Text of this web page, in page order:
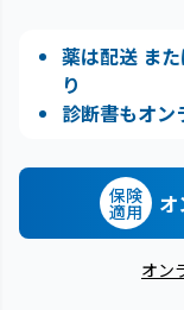
薬は配送 ま
り
診断書もオン
保険
適用 オ
オン